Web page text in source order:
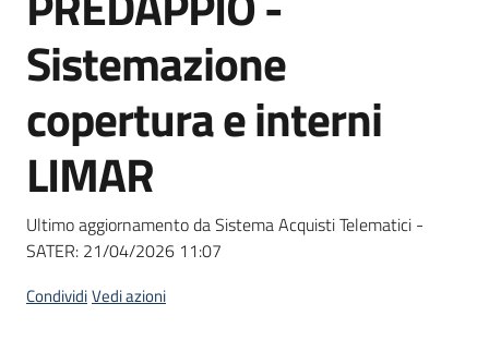
Piattaforme
English
site
Sistemazione
copertura e interni
LIMAR
Ultimo aggiornamento da Sistema Acquisti Telematici -
SATER: 21/04/2026 11:07
CondividiVedi azioni